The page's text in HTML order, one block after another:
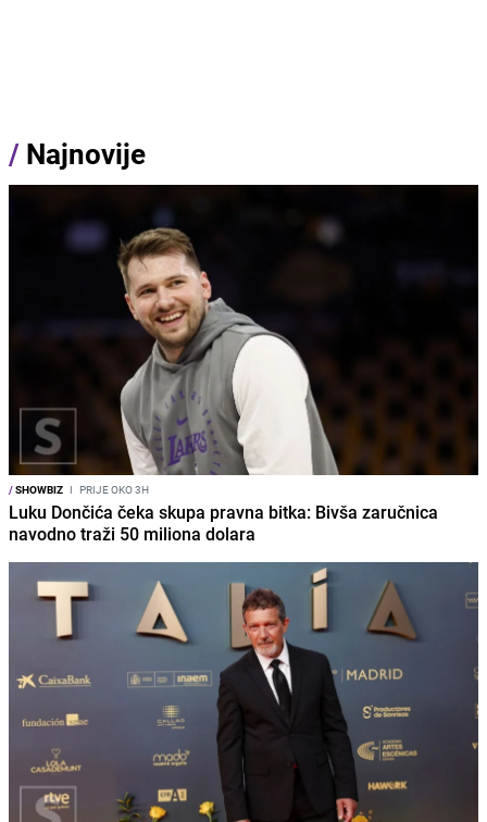
/ Najnovije
/SHOWBIZ I PRIJE OKO 3H
Luku Dončića čeka skupa pravna bitka: Bivša zaručnica
navodno traži 50 miliona dolara